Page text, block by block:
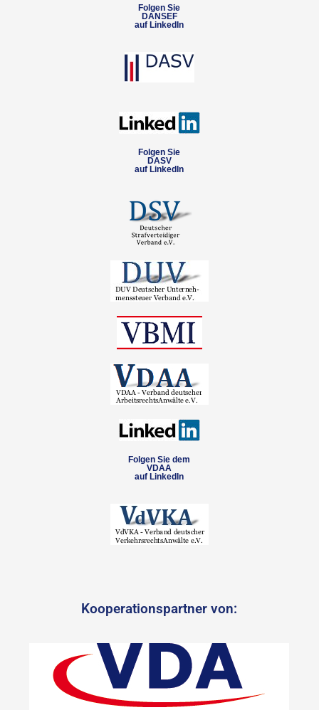
Folgen Sie
DANSEF
auf LinkedIn
Folgen Sie
DASV
auf LinkedIn
Folgen Sie dem
VDAA
auf LinkedIn
Kooperationspartner von: